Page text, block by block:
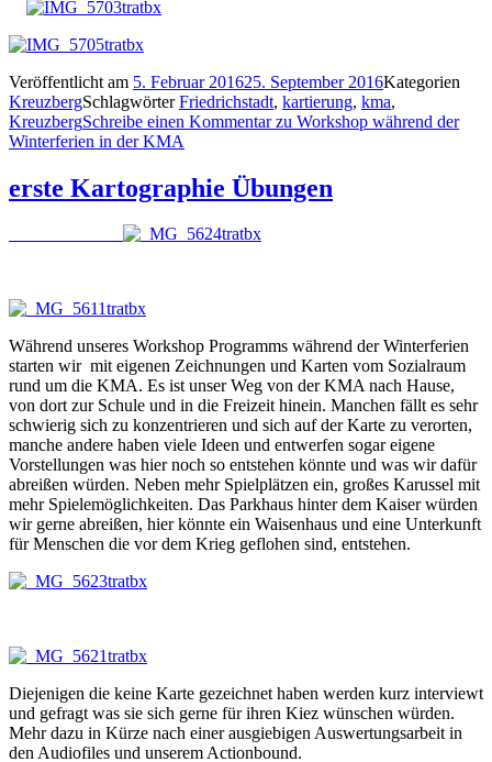
Veröffentlicht am 5. Februar 201625. September 2016Kategorien
KreuzbergSchlagwörterFriedrichstadt, kartierung, kma,
KreuzbergSchreibe einen Kommentarzu Workshop während der
Winterferien in der KMA
erste Kartographie Übungen
Während unseres Workshop Programms während der Winterferien
starten wir mit eigenen Zeichnungen und Karten vom Sozialraum
rund um die KMA. Es ist unser Weg von der KMA nach Hause,
von dort zur Schule und in die Freizeit hinein. Manchen fällt es sehr
schwierig sich zu konzentrieren und sich auf der Karte zu verorten,
manche andere haben viele Ideen und entwerfen sogar eigene
Vorstellungen was hier noch so entstehen könnte und was wir dafür
abreißen würden. Neben mehr Spielplätzen ein, großes Karussel mit
mehr Spielemöglichkeiten. Das Parkhaus hinter dem Kaiser würden
wir gerne abreißen, hier könnte ein Waisenhaus und eine Unterkunft
für Menschen die vor dem Krieg geflohen sind, entstehen.
Diejenigen die keine Karte gezeichnet haben werden kurz interviewt
und gefragt was sie sich gerne für ihren Kiez wünschen würden.
Mehr dazu in Kürze nach einer ausgiebigen Auswertungsarbeit in
den Audiofiles und unserem Actionbound.